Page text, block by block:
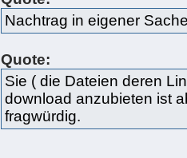
Nachtrag in eigener
Quote:
Sie ( die Dateien deren
download anzubieten ist
fragwürdig.